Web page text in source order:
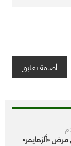
«ألزهايمر»